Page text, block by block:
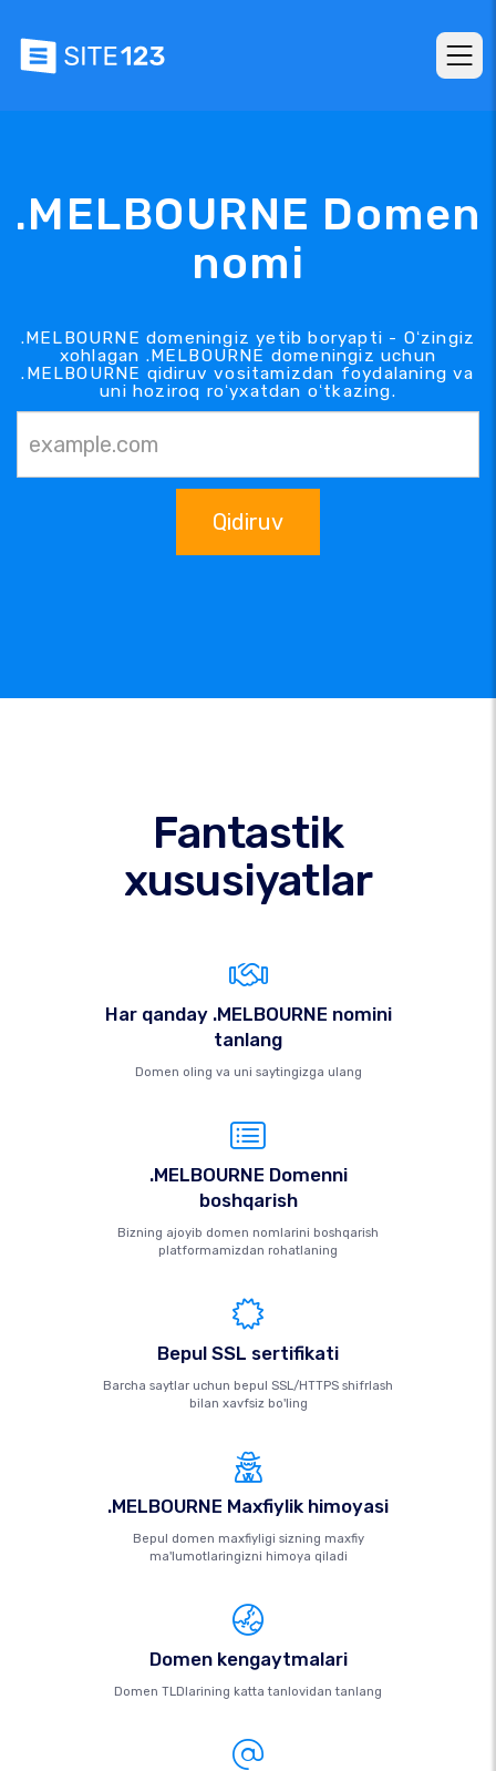
.MELBOURNE Domen
nomi
.MELBOURNE domeningiz yetib boryapti - Oʻzingiz
xohlagan .MELBOURNE domeningiz uchun
.MELBOURNE qidiruv vositamizdan foydalaning va
uni hoziroq roʻyxatdan oʻtkazing.
Qidiruv
Fantastik
xususiyatlar
Har qanday .MELBOURNE nomini
tanlang
Domen oling va uni saytingizga ulang
.MELBOURNE Domenni
boshqarish
Bizning ajoyib domen nomlarini boshqarish
platformamizdan rohatlaning
Bepul SSL sertifikati
Barcha saytlar uchun bepul SSL/HTTPS shifrlash
bilan xavfsiz bo'ling
.MELBOURNE Maxfiylik himoyasi
Bepul domen maxfiyligi sizning maxfiy
ma'lumotlaringizni himoya qiladi
Domen kengaytmalari
Domen TLDlarining katta tanlovidan tanlang